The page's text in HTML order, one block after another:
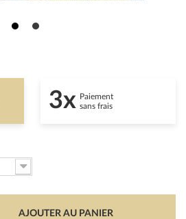
3x Paiement
sans frais
AJOUTER AU PANIER